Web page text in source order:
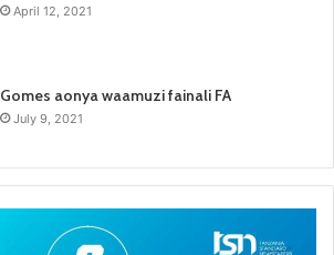
April 12, 2021
Gomes aonya waamuzi fainali FA
July 9, 2021